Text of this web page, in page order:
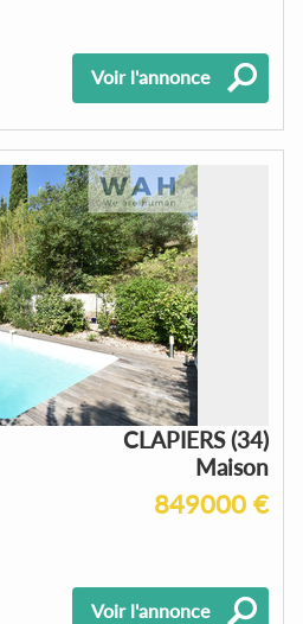
Voir l'annonce
CLAPIERS (34)
Maison
849000 €
Voir l'annonce